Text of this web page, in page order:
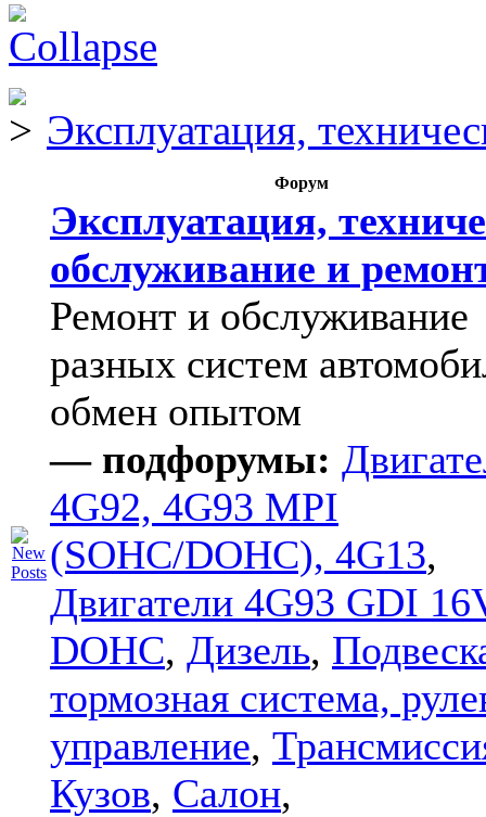
Эксплуатация,
Форум
Эксплуатация,
обслуживание и
Ремонт и обслуживание
разных систем
обмен опытом
— подфорумы:
4G92, 4G93 MPI
(SOHC/DOHC), 4G13,
Двигатели 4G93 GDI
DOHC, Дизель,
тормозная система,
управление,
Кузов, Салон,